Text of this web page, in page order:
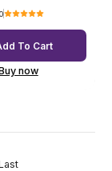
To Cart
now